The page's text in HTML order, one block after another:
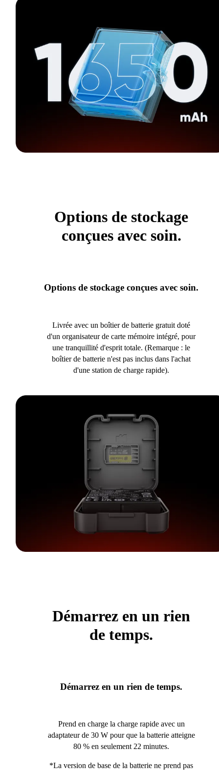
Options de stockage
conçues avec soin.
Options de stockage conçues avec soin.
Livrée avec un boîtier de batterie gratuit doté
d'un organisateur de carte mémoire intégré, pour
une tranquillité d'esprit totale. (Remarque : le
boîtier de batterie n'est pas inclus dans l'achat
d'une station de charge rapide).
Démarrez en un rien
de temps.
Démarrez en un rien de temps.
Prend en charge la charge rapide avec un
adaptateur de 30 W pour que la batterie atteigne
80 % en seulement 22 minutes.
*La version de base de la batterie ne prend pas